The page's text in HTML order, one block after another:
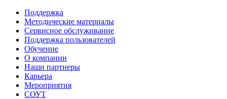
Поддержка
Методические материалы
Сервисное обслуживание
Поддержка пользователей
Обучение
О компании
Наши партнеры
Карьера
Мероприятия
СОУТ